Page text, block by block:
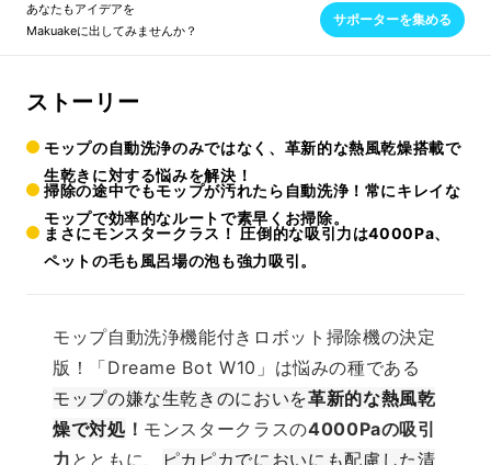
あなたもアイデアを
Makuakeに出してみませんか？
サポーターを集める
ストーリー
モップの自動洗浄のみではなく、革新的な熱風乾燥搭載で
生乾きに対する悩みを解決！
掃除の途中でもモップが汚れたら自動洗浄！常にキレイな
モップで効率的なルートで素早くお掃除。
まさにモンスタークラス！ 圧倒的な吸引力は4000Pa、
ペットの毛も風呂場の泡も強力吸引。
モップ自動洗浄機能付きロボット掃除機の決定
版！「Dreame Bot W10」は悩みの種である
モップの嫌な生乾きのにおいを革新的な熱風乾
燥で対処 ！ モンスタークラスの4000Paの吸引
力 とともに、
ピカピカでにおいにも配慮した清